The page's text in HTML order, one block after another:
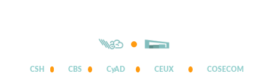
CSH CBS CyAD CEUX COSECOM